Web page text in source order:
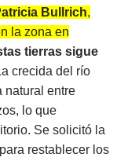
Bullrich,
la zona en
tierras sigue
crecida del río
natural entre
lo que
Se solicitó la
restablecer los